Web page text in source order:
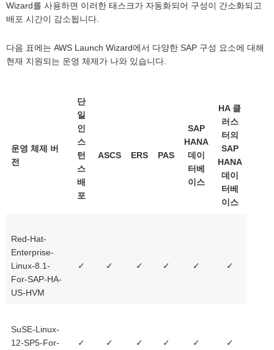
Wizard를 사용하면 이러한 태스크가 자동화되어 구성이 간소화되고
배포 시간이 감소됩니다.
다음 표에는 AWS Launch Wizard에서 다양한 SAP 구성 요소에 대해
현재 지원되는 운영 체제가 나와 있습니다.
운영 체제 버
전
단
일
인
스
턴
스
배
포
ASCS ERS PAS
SAP
HANA
데이
터베
이스
HA 클
러스
터의
SAP
HANA
데이
터베
이스
Red-Hat-
Enterprise-
Linux-8.1-
For-SAP-HA-
US-HVM
✓ ✓ ✓ ✓ ✓ ✓
SuSE-Linux-
12-SP5-For-
✓ ✓ ✓ ✓ ✓ ✓